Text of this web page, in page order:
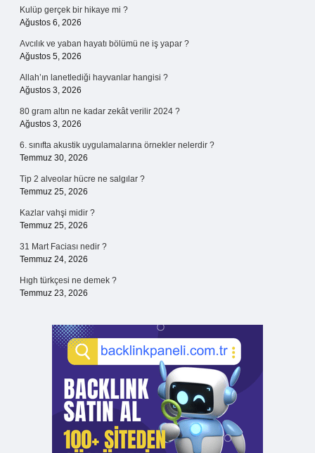
Kulüp gerçek bir hikaye mi ?
Ağustos 6, 2026
Avcılık ve yaban hayatı bölümü ne iş yapar ?
Ağustos 5, 2026
Allah’ın lanetlediği hayvanlar hangisi ?
Ağustos 3, 2026
80 gram altın ne kadar zekât verilir 2024 ?
Ağustos 3, 2026
6. sınıfta akustik uygulamalarına örnekler nelerdir ?
Temmuz 30, 2026
Tip 2 alveolar hücre ne salgılar ?
Temmuz 25, 2026
Kazlar vahşi midir ?
Temmuz 25, 2026
31 Mart Faciası nedir ?
Temmuz 24, 2026
Hıgh türkçesi ne demek ?
Temmuz 23, 2026